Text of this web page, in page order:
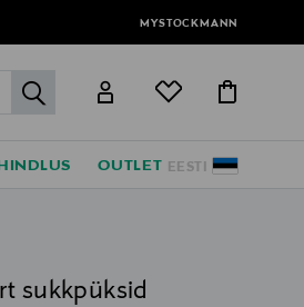
MYSTOCKMANN
label.header.go
EESTI
OUTLET
sukkpüksid